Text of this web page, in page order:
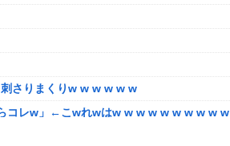
刺さりまくりw w w w w w
らコレw」←こwれwはw w w w w w w w w w